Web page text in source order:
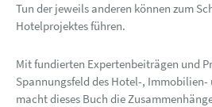
Tun der jeweils anderen können zum
Hotelprojektes führen.
Mit fundierten Expertenbeiträgen und
Spannungsfeld des Hotel-,
macht dieses Buch die